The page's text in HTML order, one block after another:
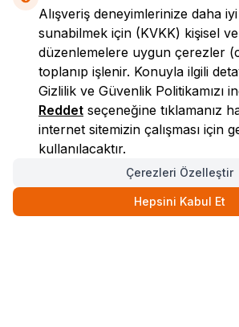
LokmanAVM
Alışveriş deneyimlerinize daha
sunabilmek için (KVKK) kişisel
düzenlemelere uygun çerezler
toplanıp işlenir. Konuyla ilgili
Gizlilik ve Güvenlik Politikamızı
Reddet seçeneğine tıklamanız
internet sitemizin çalışması için
kullanılacaktır.
Çerezleri Özelleştir
Hepsini Kabul Et